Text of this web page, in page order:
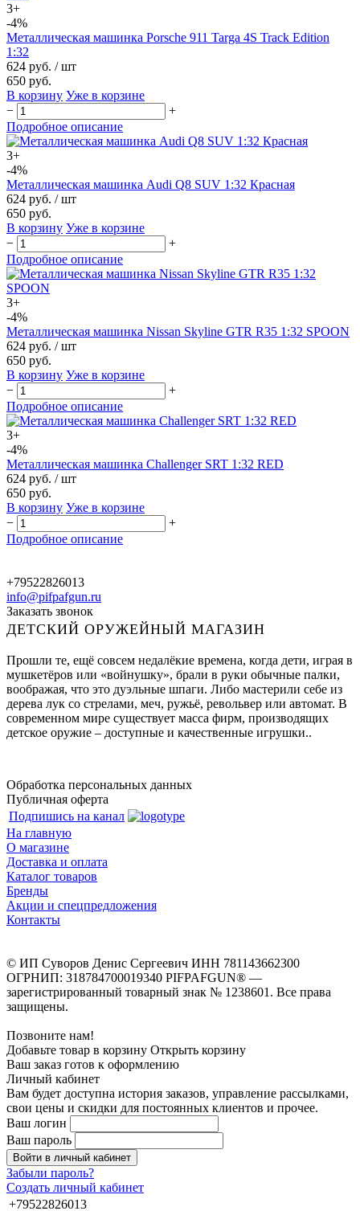
3+
-4%
Металлическая машинка Porsche 911 Targa 4S Track Edition
1:32
624 руб. / шт
650 руб.
В корзину Уже в корзине
−
+
Подробное описание
3+
-4%
Металлическая машинка Audi Q8 SUV 1:32 Красная
624 руб. / шт
650 руб.
В корзину Уже в корзине
−
+
Подробное описание
3+
-4%
Металлическая машинка Nissan Skyline GTR R35 1:32 SPOON
624 руб. / шт
650 руб.
В корзину Уже в корзине
−
+
Подробное описание
3+
-4%
Металлическая машинка Challenger SRT 1:32 RED
624 руб. / шт
650 руб.
В корзину Уже в корзине
−
+
Подробное описание
+79522826013
info@pifpafgun.ru
Заказать звонок
ДЕТСКИЙ ОРУЖЕЙНЫЙ МАГАЗИН
Прошли те, ещё совсем недалёкие времена, когда дети, играя в
мушкетёров или «войнушку», брали в руки обычные палки,
воображая, что это дуэльные шпаги. Либо мастерили себе из
дерева лук со стрелами, меч, ружьё, револьвер или автомат. В
современном мире существует масса фирм, производящих
детское оружие – доступные и качественные игрушки..
Обработка персональных данных
Публичная оферта
Подпишись на канал
На главную
О магазине
Доставка и оплата
Каталог товаров
Бренды
Акции и спецпредложения
Контакты
© ИП Суворов Денис Сергеевич ИНН 781143662300
ОГРНИП: 318784700019340 PIFPAFGUN® —
зарегистрированный товарный знак № 1238601. Все права
защищены.
Позвоните нам!
Добавьте товар в корзину Открыть корзину
Ваш заказ готов к оформлению
Личный кабинет
Вам будет доступна история заказов, управление рассылками,
свои цены и скидки для постоянных клиентов и прочее.
Ваш логин
Ваш пароль
Войти в личный кабинет
Забыли пароль?
Создать личный кабинет
+79522826013